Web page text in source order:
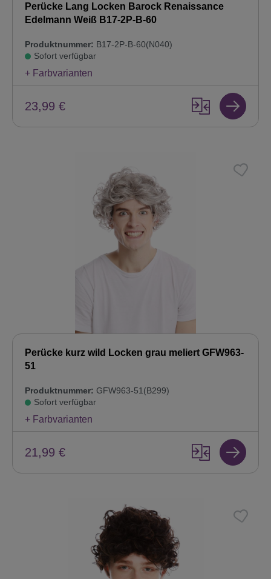
Perücke Lang Locken Barock Renaissance
Edelmann Weiß B17-2P-B-60
Produktnummer: B17-2P-B-60(N040)
Sofort verfügbar
+ Farbvarianten
23,99 €
Perücke kurz wild Locken grau meliert GFW963-
51
Produktnummer: GFW963-51(B299)
Sofort verfügbar
+ Farbvarianten
21,99 €